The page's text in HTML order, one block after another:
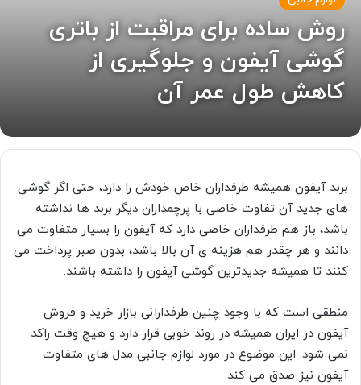
روش ساده برای مراقبت از باتری
گوشی آیفون و جلوگیری از
کاهش طول عمر آن
برند آیفون همیشه طرفداران خاص خودش را دارد، حتی اگر گوشی
های جدید آن تفاوت خاصی با پرچمداران دیگر برند ها نداشته
باشد، باز هم طرفداران خاصی دارد که آیفون را بسیار متفاوت می
دانند و هر چقدر هم هزینه ی آن بالا باشد، بدون صبر پرداخت می
کنند تا همیشه جدیدترین گوشی آیفون را داشته باشند.
منطقی است که با وجود چنین طرفدارانی بازار خرید و فروش
آیفون در ایران همیشه در روند خوبی قرار دارد و هیچ وقت راکد
نمی شود. این موضوع در مورد لوازم جانبی مدل های متفاوت
آیفون نیز صدق می کند.